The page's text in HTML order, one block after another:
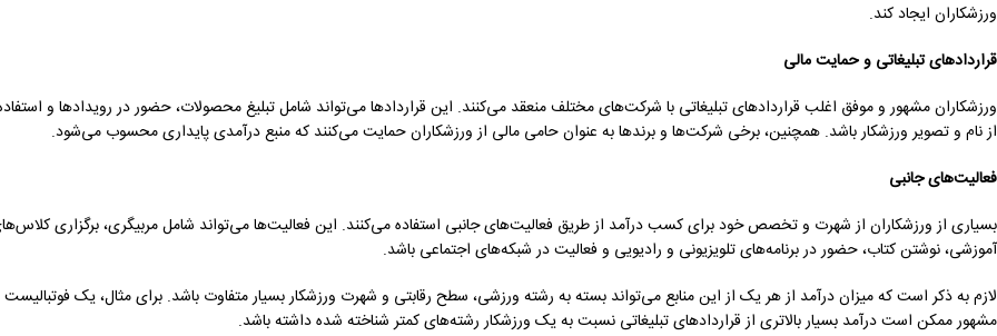
ورزشکاران ایجاد کند.
قراردادهای تبلیغاتی و حمایت مالی
ورزشکاران مشهور و موفق اغلب قراردادهای تبلیغاتی با شرکت‌های مختلف منعقد می‌کنند. این قراردادها می‌تواند شامل تبلیغ محصولات، حضور در رویدادها و
از نام و تصویر ورزشکار باشد. همچنین، برخی شرکت‌ها و برندها به عنوان حامی مالی از ورزشکاران حمایت می‌کنند که منبع درآمدی پایداری محسوب می‌شود.
فعالیت‌های جانبی
بسیاری از ورزشکاران از شهرت و تخصص خود برای کسب درآمد از طریق فعالیت‌های جانبی استفاده می‌کنند. این فعالیت‌ها می‌تواند شامل مربیگری، برگزاری
آموزشی، نوشتن کتاب، حضور در برنامه‌های تلویزیونی و رادیویی و فعالیت در شبکه‌های اجتماعی باشد.
لازم به ذکر است که میزان درآمد از هر یک از این منابع می‌تواند بسته به رشته ورزشی، سطح رقابتی و شهرت ورزشکار بسیار متفاوت باشد. برای مثال، یک فوتبالیست
مشهور ممکن است درآمد بسیار بالاتری از قراردادهای تبلیغاتی نسبت به یک ورزشکار رشته‌های کمتر شناخته شده داشته باشد.